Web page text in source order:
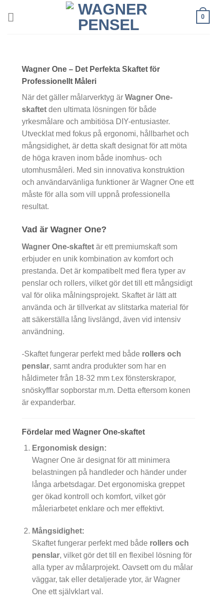
0
Wagner One – Det Perfekta Skaftet för
Professionellt Måleri
När det gäller målarverktyg är Wagner One-
skaftet den ultimata lösningen för både
yrkesmålare och ambitiösa DIY-entusiaster.
Utvecklat med fokus på ergonomi, hållbarhet och
mångsidighet, är detta skaft designat för att möta
de höga kraven inom både inomhus- och
utomhusmåleri. Med sin innovativa konstruktion
och användarvänliga funktioner är Wagner One ett
måste för alla som vill uppnå professionella
resultat.
Vad är Wagner One?
Wagner One-skaftet är ett premiumskaft som
erbjuder en unik kombination av komfort och
prestanda. Det är kompatibelt med flera typer av
penslar och rollers, vilket gör det till ett mångsidigt
val för olika målningsprojekt. Skaftet är lätt att
använda och är tillverkat av slitstarka material för
att säkerställa lång livslängd, även vid intensiv
användning.
-Skaftet fungerar perfekt med både rollers och
penslar, samt andra produkter som har en
håldimeter från 18-32 mm t.ex fönsterskrapor,
snöskyfflar sopborstar m.m. Detta eftersom konen
är expanderbar.
Fördelar med Wagner One-skaftet
Ergonomisk design:
Wagner One är designat för att minimera
belastningen på handleder och händer under
långa arbetsdagar. Det ergonomiska greppet
ger ökad kontroll och komfort, vilket gör
måleriarbetet enklare och mer effektivt.
Mångsidighet:
Skaftet fungerar perfekt med både rollers och
penslar, vilket gör det till en flexibel lösning för
alla typer av målarprojekt. Oavsett om du målar
väggar, tak eller detaljerade ytor, är Wagner
One ett självklart val.